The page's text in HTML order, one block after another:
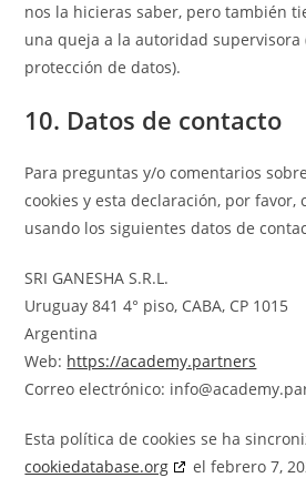
nos la hicieras saber, pero también
una queja a la autoridad
protección de datos).
10. Datos de contacto
Para preguntas y/o comentarios
cookies y esta declaración, por favor,
usando los siguientes datos de
SRI GANESHA S.R.L.
Uruguay 841 4° piso, CABA, CP 1015
Argentina
Web: https://academy.partners
Correo electrónico: info@
Esta política de cookies se ha
cookiedatabase.org
el febrero 7,